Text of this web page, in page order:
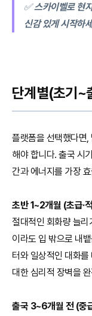
✅스카이벨로 현
신감 있게 시작하
단계별(초기~
플랫폼을 선택했다면
해야 합니다. 출국 시
간과 에너지를 가장
초반 1~2개월 (초급·
절대적인 회화량 늘
이라도 입 밖으로 내
터와 일상적인 대화
대한 심리적 장벽을
출국 3~6개월 전 (중